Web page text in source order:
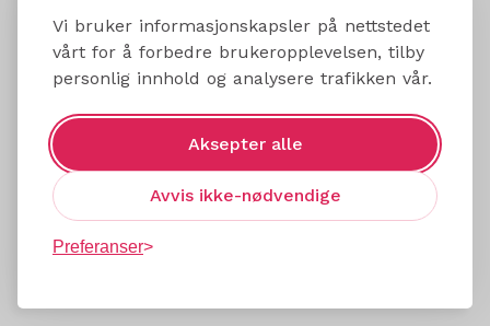
Vi bruker informasjonskapsler på nettstedet
vårt for å forbedre brukeropplevelsen, tilby
personlig innhold og analysere trafikken vår.
Aksepter alle
Avvis ikke-nødvendige
Preferanser